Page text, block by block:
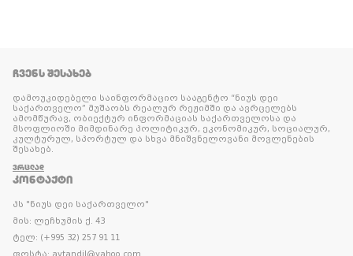
ᲩᲕᲔᲜᲡ ᲨᲔᲡᲐᲮᲔᲑ
დამოუკიდებელი საინფორმაციო სააგენტო “ნიუს დეი
საქართველო” მუშაობს რეალურ რეჟიმში და ავრცელებს
ამომწურავ, ობიექტურ ინფორმაციას საქართველოსა და
მსოფლიოში მიმდინარე პოლიტიკურ, ეკონომიკურ, სოციალურ,
კულტურულ, სპორტულ და სხვა მნიშვნელოვანი მოვლენების
შესახებ.
ᲕᲠᲪᲚᲐᲓ
ᲙᲝᲜᲢᲐᲥᲢᲘ
პს "ნიუს დეი საქართველო"
მის: ლეჩხუმის ქ. 43
ტელ: (+995 32) 257 91 11
ფოსტა: avtandil@yahoo.com